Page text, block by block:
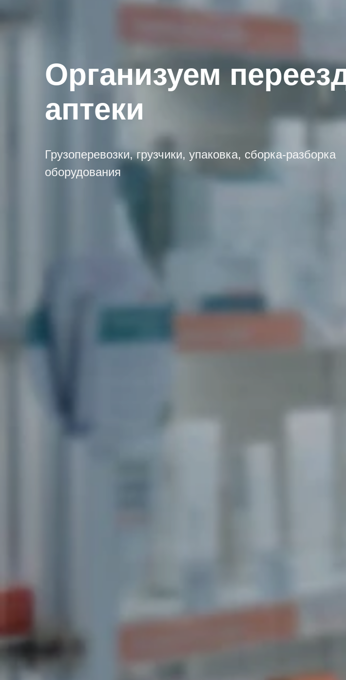
Организуем
аптеки
Грузоперевозки, грузчики, упаковка, сборка-разборка
оборудования